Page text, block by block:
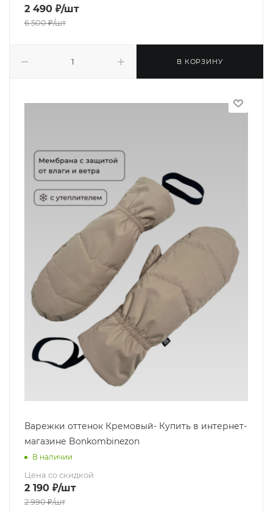
2 490 ₽/шт
6 500₽/шт
В КОРЗИНУ
Варежки оттенок Кремовый- Купить в интернет-
магазине Bonkombinezon
В наличии
Цена со скидкой
2 190 ₽/шт
2 990₽/шт